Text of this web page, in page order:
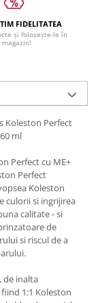
FIDELITATEA
și folosește-le în
magazin!
Koleston Perfect
ml
Perfect cu ME+
Perfect
Koleston
culorii si ingrijirea
calitate - si
de
si riscul de a
de inalta
1:1 Koleston